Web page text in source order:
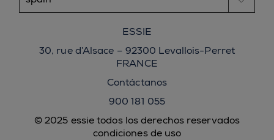
© 2025 essie todos los derechos reservados
condiciones de uso
ESSIE
30, rue d’Alsace – 92300 Levallois-Perret
FRANCE
Contáctanos
900 181 055